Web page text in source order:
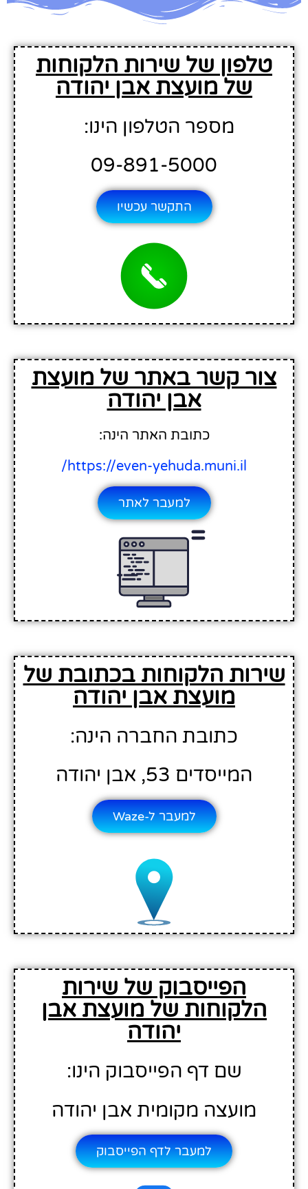
טלפון של שירות הלקוחות
של מועצת אבן יהודה
מספר הטלפון הינו:
09-891-5000
התקשר עכשיו
צור קשר באתר של מועצת
אבן יהודה
כתובת האתר הינה:
https://even-yehuda.muni.il/
למעבר לאתר
שירות הלקוחות בכתובת של
מועצת אבן יהודה
כתובת החברה הינה:
המייסדים 53, אבן יהודה
למעבר ל-Waze
הפייסבוק של שירות
הלקוחות של מועצת אבן
יהודה
שם דף הפייסבוק הינו:
מועצה מקומית אבן יהודה
למעבר לדף הפייסבוק